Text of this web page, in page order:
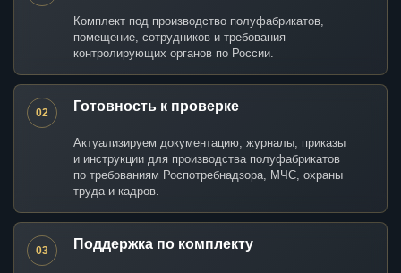
Комплект под производство полуфабрикатов,
помещение, сотрудников и требования
контролирующих органов по России.
02 Готовность к проверке
Актуализируем документацию, журналы, приказы
и инструкции для производства полуфабрикатов
по требованиям Роспотребнадзора, МЧС, охраны
труда и кадров.
03 Поддержка по комплекту